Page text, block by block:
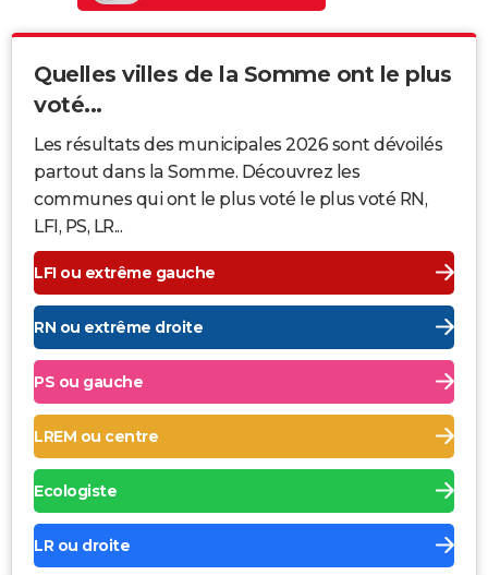
Quelles villes de la Somme ont le plus
voté...
Les résultats des municipales 2026 sont dévoilés
partout dans la Somme. Découvrez les
communes qui ont le plus voté le plus voté RN,
LFI, PS, LR...
LFI ou extrême gauche
RN ou extrême droite
PS ou gauche
LREM ou centre
Ecologiste
LR ou droite